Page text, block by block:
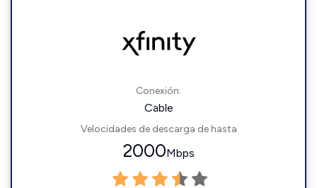
Conexión:
Cable
Velocidades de descarga de hasta
2000Mbps